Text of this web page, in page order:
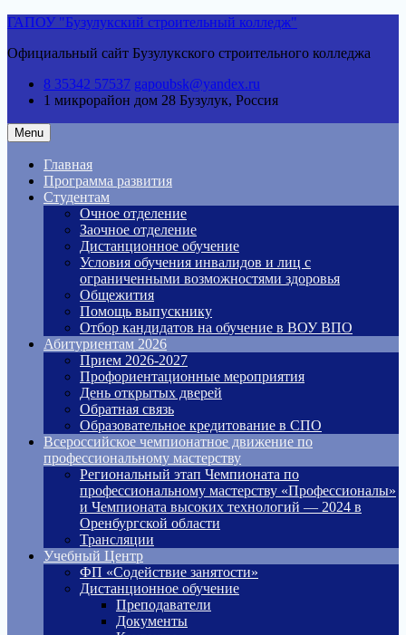
Skip
content
ГАПОУ "Бузулукский строительный колледж"
Официальный сайт Бузулукского строительного колледжа
8 35342 57537 gapoubsk@yandex.ru
1 микрорайон дом 28 Бузулук, Россия
Menu
Главная
Программа развития
Студентам
Очное отделение
Заочное отделение
Дистанционное обучение
Условия обучения инвалидов и лиц с
ограниченными возможностями здоровья
Общежития
Помощь выпускнику
Отбор кандидатов на обучение в ВОУ ВПО
Абитуриентам 2026
Прием 2026-2027
Профориентационные мероприятия
День открытых дверей
Обратная связь
Образовательное кредитование в СПО
Всероссийское чемпионатное движение по
профессиональному мастерству
Региональный этап Чемпионата по
профессиональному мастерству «Профессионалы»
и Чемпионата высоких технологий — 2024 в
Оренбургской области
Трансляции
Учебный Центр
ФП «Содействие занятости»
Дистанционное обучение
Преподаватели
Документы